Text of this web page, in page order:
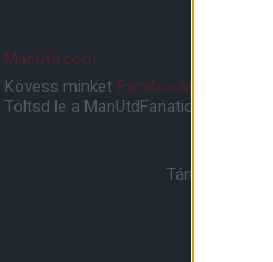
ManUtd.com
Kövess minket Facebookon
Töltsd le a ManUtdFanatics.hu mobil
Támogasd